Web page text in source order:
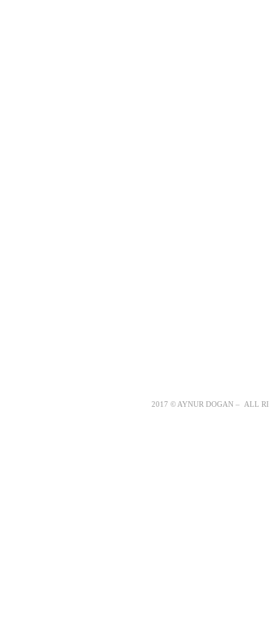
2017 © AYNUR DOGAN – ALL